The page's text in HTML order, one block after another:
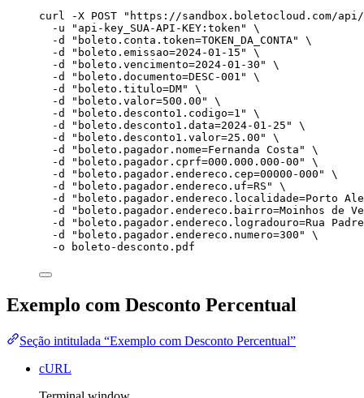
curl -X POST " https://sandbox.boletocloud.com/
-u
" api-key_SUA-API-KEY:token "
\
-d
" boleto.conta.token=TOKEN_DA_CONTA"
\
-d
" boleto.emissao=2024-01-15 "
\
-d
" boleto.vencimento=2024-01-30 "
\
-d
" boleto.documento=DESC-001 "
\
-d
" boleto.titulo=DM"
\
-d
" boleto.valor=500.00 "
\
-d
" boleto.desconto1.codigo=1 "
\
-d
" boleto.desconto1.data=2024-01-25 "
\
-d
" boleto.desconto1.valor=25.00 "
\
-d
" boleto.pagador.nome=Fernanda Costa "
\
-d
" boleto.pagador.cprf=000.000.000-00 "
\
-d
" boleto.pagador.endereco.cep=00000-000 "
\
-d
" boleto.pagador.endereco.uf=RS "
\
-d
" boleto.pagador.endereco.localidade=Porto
-d
" boleto.pagador.endereco.bairro=Moinhos de
-d
" boleto.pagador.endereco.logradouro=Rua Padre
-d
" boleto.pagador.endereco.numero=300 "
\
-o
boleto-desconto.pdf
Exemplo com Desconto Percentual
Seção intitulada “Exemplo com Desconto Percentual”
cURL